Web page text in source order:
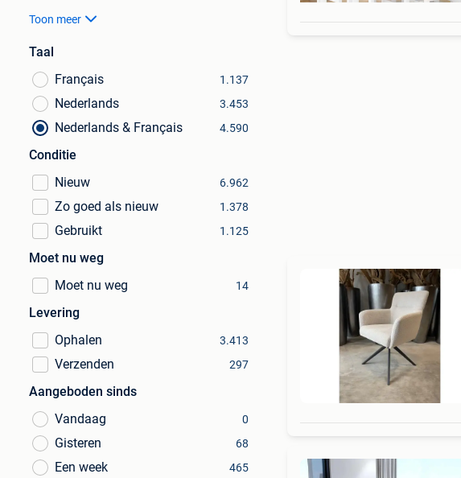
Toon meer
Taal
Français
1.137
Nederlands 3.453
Nederlands & Français 4.590
Conditie
Nieuw
6.962
Zo goed als nieuw 1.378
Gebruikt 1.125
Moet nu weg
Moet nu weg
14
Levering
Ophalen
3.413
Verzenden 297
Aangeboden sinds
Vandaag
0
Gisteren 68
Een week 465